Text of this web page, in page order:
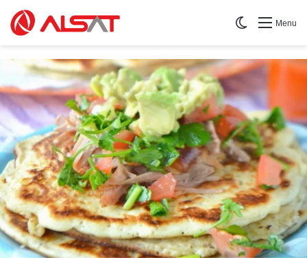
Menu
Switch skin